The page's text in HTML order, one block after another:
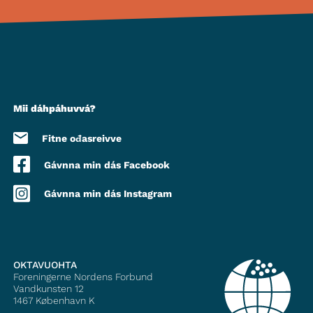
Mii dáhpáhuvvá?
Fitne ođasreivve
Gávnna min dás Facebook
Gávnna min dás Instagram
OKTAVUOHTA
Foreningerne Nordens Forbund
Vandkunsten 12
1467 København K